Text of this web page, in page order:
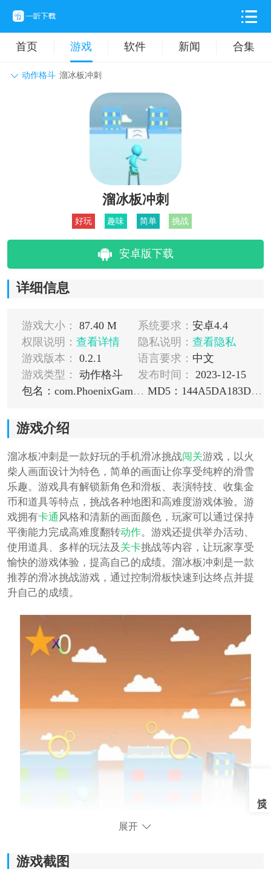
首页 游戏 软件 新闻 合集
动作格斗 溜冰板冲刺
动作格斗 休闲益智
卡牌对战 音乐舞蹈
溜冰板冲刺
好玩 趣味 简单 挑战
安卓版下载
详细信息
游戏大小： 87.40 M 系统要求： 安卓4.4
权限说明： 查看详情 隐私说明： 查看隐私
游戏版本：
0.2.1 语言要求： 中文
游戏类型：
动作格斗 发布时间：
2023-12-15
包名：com.PhoenixGameStudio.SkateBoardRush
MD5：144A5DA183D901574AAD37C4E9B75069
游戏介绍
溜冰板冲刺是一款好玩的手机滑冰挑战闯关游戏，以火
柴人画面设计为特色，简单的画面让你享受纯粹的滑雪
乐趣。游戏具有解锁新角色和滑板、表演特技、收集金
币和道具等特点，挑战各种地图和高难度游戏体验。游
戏拥有卡通 风格和清新的画面颜色，玩家可以通过保持
平衡能力完成高难度翻转动作。游戏还提供举办活动、
使用道具、多样的玩法及 关卡挑战等内容，让玩家享受
愉快的游戏体验，提高自己的成绩。溜冰板冲刺是一款
推荐的滑冰挑战游戏，通过控制滑板快速到达终点并提
升自己的成绩。
展开
游戏截图